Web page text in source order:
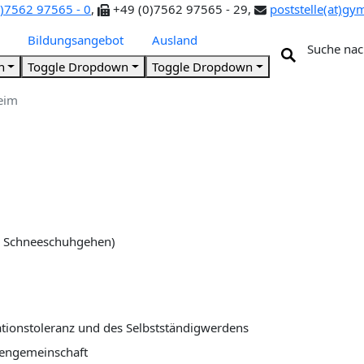
97565 - 0, +49 (0)7562 97565 - 29,
Bildungsangebot
Toggle Dropdown
Ausland
Toggle Dropdown
Suche
und des Selbstständigwerdens